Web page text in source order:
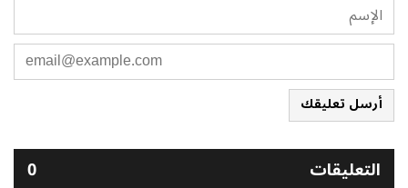
أرسل تعليقك
التعليقات 0